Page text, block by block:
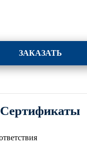
ЗАКАЗАТЬ
Сертификаты